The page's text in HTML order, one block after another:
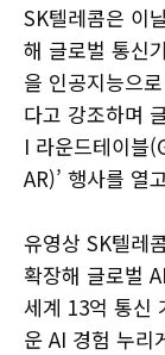
SK텔레콤은 이
해 글로벌 통신
을 인공지능으
다고 강조하며
I 라운드테이
AR)’ 행사를 열
유영상 SK텔레
확장해 글로벌
세계 13억 통신
운 AI 경험 누리